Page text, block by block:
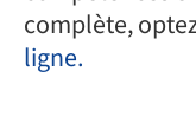
complète,
ligne.